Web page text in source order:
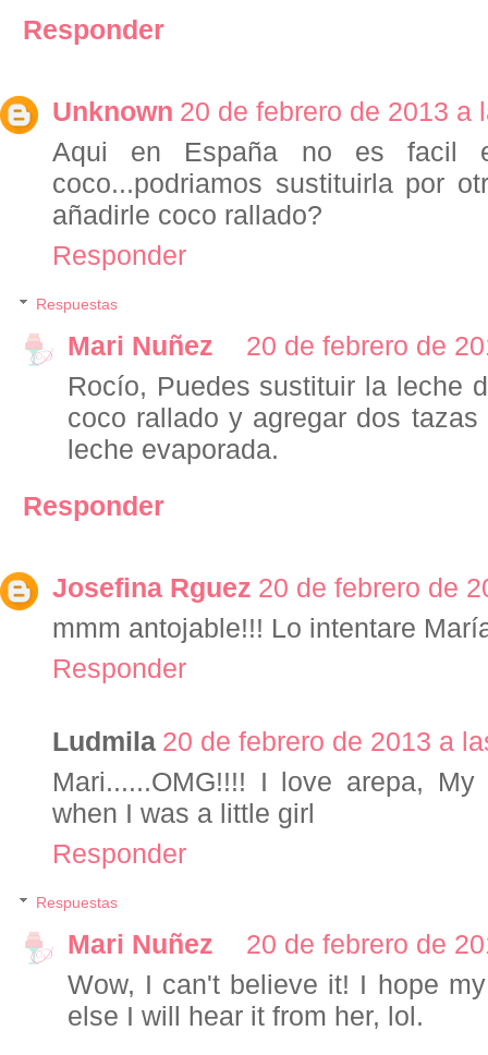
Responder
Unknown 20 de febrero de 2013 a
Aqui en España no es facil
coco...podriamos sustituirla por
añadirle coco rallado?
Responder
Respuestas
Mari Nuñez
20 de febrero de
Rocío, Puedes sustituir la leche
coco rallado y agregar dos
leche evaporada.
Responder
Josefina Rguez 20 de febrero de
mmm antojable!!! Lo intentare
Responder
Ludmila 20 de febrero de 2013 a
Mari......OMG!!!! I love arepa,
when I was a little girl
Responder
Respuestas
Mari Nuñez
20 de febrero de
Wow, I can't believe it! I hope
else I will hear it from her, lol.